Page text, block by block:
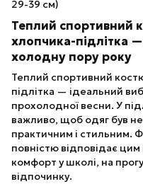
29-39 см)
Теплий спортивний
хлопчика-підлітка
холодну пору року
Теплий спортивний
підлітка — ідеальний
прохолодної весни. У
важливо, щоб одяг був
практичним і стильним.
повністю відповідає
комфорт у школі, на
відпочинку.